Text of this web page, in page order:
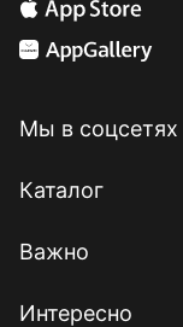
Мы в соцсетях
Каталог
Важно
Интересно